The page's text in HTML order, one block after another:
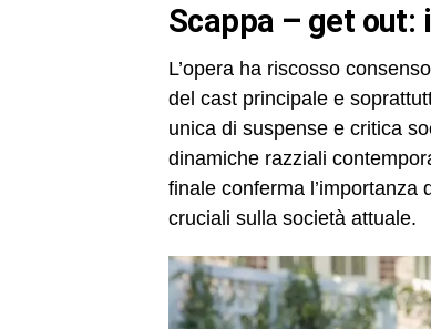
scappa – get
L’opera ha riscosso
del cast principale e
unica di suspense e critica
dinamiche razziali
finale conferma
cruciali sulla società attuale.